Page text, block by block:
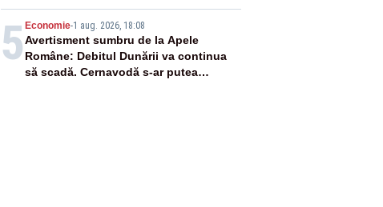
pensii
5 Economie-1 aug. 2026, 18:08
Avertisment sumbru de la Apele
Române: Debitul Dunării va continua
să scadă. Cernavodă s-ar putea